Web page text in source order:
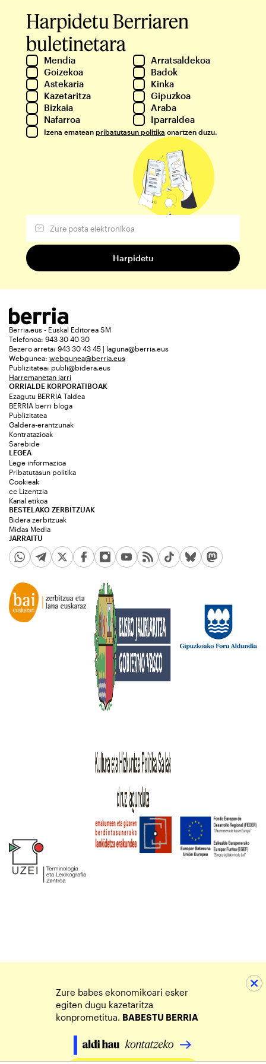
Harpidetu Berriaren
buletinetara
Mendia
Arratsaldekoa
Goizekoa
Badok
Astekaria
Kinka
Kazetaritza
Gipuzkoa
Bizkaia
Araba
Nafarroa
Iparraldea
Izena ematean pribatutasun politika onartzen duzu.
Berria.eus - Euskal Editorea SM
Telefonoa: 943 30 40 30
Bezero arreta: 943 30 43 45 | laguna@berria.eus
Webgunea: webgunea@berria.eus
Publizitatea: publi@bidera.eus
Harremanetan jarri
ORRIALDE KORPORATIBOAK
Ezagutu BERRIA Taldea
BERRIA berri bloga
Publizitatea
Galdera-erantzunak
Kontratazioak
Sarebide
JARRAITU
LEGEA
Lege informazioa
Pribatutasun politika
Cookieak
cc Lizentzia
Kanal etikoa
BESTELAKO ZERBITZUAK
Bidera zerbitzuak
Midas Media
Zure babes ekonomikoari esker
egiten dugu kazetaritza
konprometitua. BABESTU BERRIA